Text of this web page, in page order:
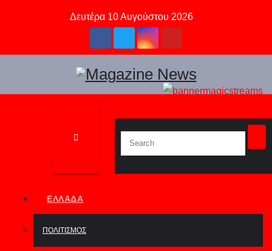
Δευτέρα 10 Αυγούστου 2026
ΕΛΛΆΔΑ
ΠΟΛΙΤΙΣΜΌΣ